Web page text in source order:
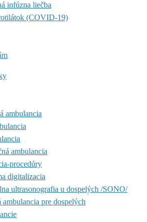
infúzna liečba
(COVID-19)
ambulancia
ambulancia
procedúry
digitalizacia
ultrasonografia u dospelých /SONO/
ambulancia pre dospelých